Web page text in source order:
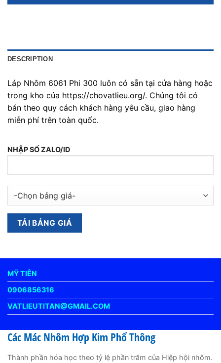
DESCRIPTION
Láp Nhôm 6061 Phi 300 luôn có sẵn tại cửa hàng hoặc
trong kho của https://chovatlieu.org/. Chúng tôi có
bán theo quy cách khách hàng yêu cầu, giao hàng
miễn phí trên toàn quốc.
NHẬP SỐ ZALO/ID
MỸ TIÊN
0906856316
VATLIEUTITAN@GMAIL.COM
Các Mác Nhôm Hợp Kim Phổ Thông
Thành phần hóa học theo tỷ lệ phần trăm của Hiệp hội nhôm.